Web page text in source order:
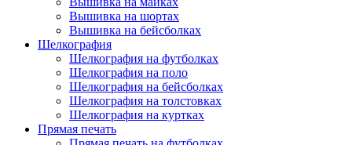
Вышивка на шортах
Вышивка на бейсболках
Шелкография
Шелкография на футболках
Шелкография на поло
Шелкография на бейсболках
Шелкография на толстовках
Шелкография на куртках
Прямая печать